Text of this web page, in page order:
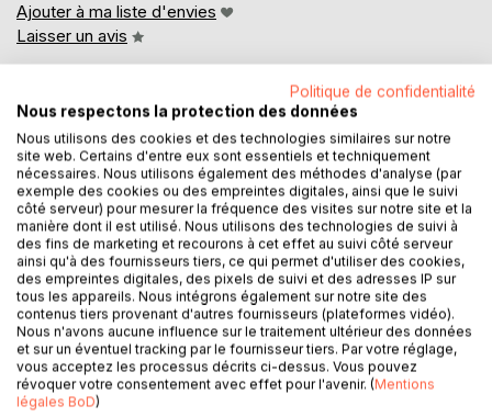
Ajouter à ma liste d'envies
Laisser un avis
DESCRIPTION
The "Literary Knowledge" collection offers you the
possibility to know everything about Pride and Prejudice by
Jane Austen, thanks to a complete and detailed study
guide. The clear and accessible writing allows for a better
understanding of the work analyzed. This study guide also
complies with quality standards set up by a team of
experienced teachers. It contains Jane Austen's biography,
Politique de confidentialité
Nous respectons la protection des données
Nous utilisons des cookies et des technologies similaires sur notre
site web. Certains d'entre eux sont essentiels et techniquement
nécessaires. Nous utilisons également des méthodes d'analyse (par
exemple des cookies ou des empreintes digitales, ainsi que le suivi
côté serveur) pour mesurer la fréquence des visites sur notre site et la
manière dont il est utilisé. Nous utilisons des technologies de suivi à
des fins de marketing et recourons à cet effet au suivi côté serveur
ainsi qu'à des fournisseurs tiers, ce qui permet d'utiliser des cookies,
des empreintes digitales, des pixels de suivi et des adresses IP sur
tous les appareils. Nous intégrons également sur notre site des
contenus tiers provenant d'autres fournisseurs (plateformes vidéo).
Nous n'avons aucune influence sur le traitement ultérieur des données
et sur un éventuel tracking par le fournisseur tiers. Par votre réglage,
vous acceptez les processus décrits ci-dessus. Vous pouvez
révoquer votre consentement avec effet pour l'avenir. (Mentions
légales BoD)